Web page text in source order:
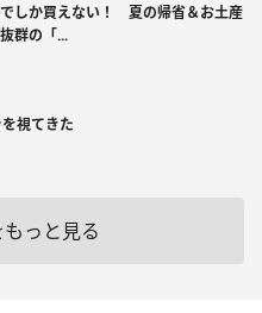
しか買えない！ 夏の帰省＆お土産
群の「...
を視てきた
っと見る